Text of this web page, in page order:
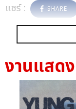
แชร์ : SHARE
งานแสดง